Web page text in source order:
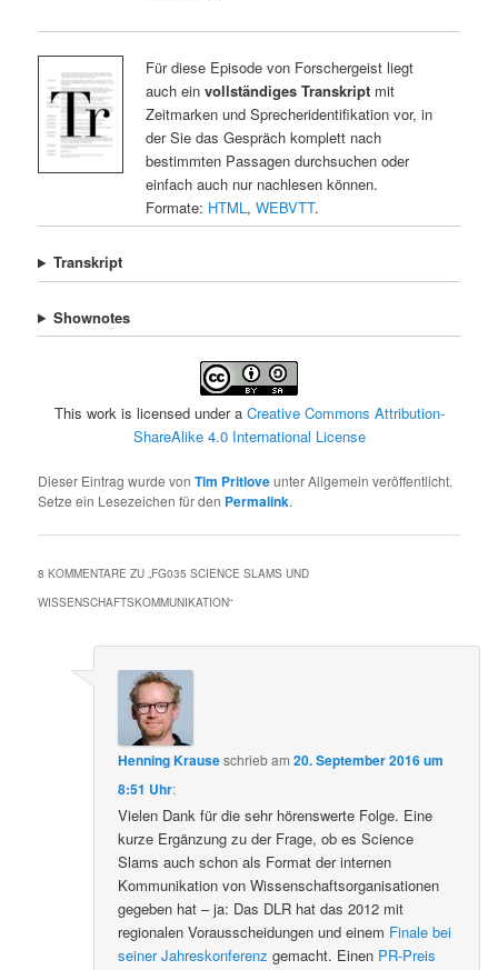
Für diese Episode von Forschergeist liegt
auch ein vollständiges Transkriptmit
Zeitmarken und Sprecheridentifikation vor, in
der Sie das Gespräch komplett nach
bestimmten Passagen durchsuchen oder
einfach auch nur nachlesen können.
Formate: HTML , WEBVTT.
Transkript
Shownotes
This work is licensed under a Creative Commons Attribution-
ShareAlike 4.0 International License
Dieser Eintrag wurde vonTim Pritloveunter Allgemein veröffentlicht.
Setze ein Lesezeichen für den Permalink.
8 KOMMENTARE ZU „FG035 SCIENCE SLAMS UND
WISSENSCHAFTSKOMMUNIKATION“
Henning Krauseschriebam20. September 2016 um
8:51 Uhr:
Vielen Dank für die sehr hörenswerte Folge. Eine
kurze Ergänzung zu der Frage, ob es Science
Slams auch schon als Format der internen
Kommunikation von Wissenschaftsorganisationen
gegeben hat – ja: Das DLR hat das 2012 mit
regionalen Vorausscheidungen und einem Finale bei
seiner Jahreskonferenz gemacht. Einen PR-Preis